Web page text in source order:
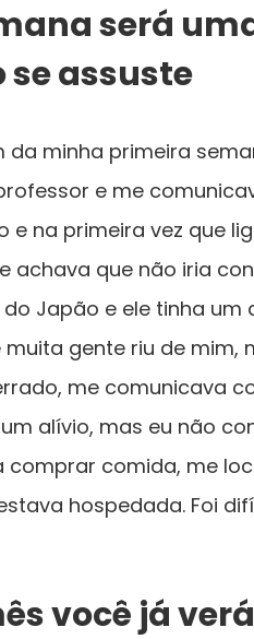
será
assuste
minha primeira
e me
na primeira vez que
achava que não iria
Japão e ele tinha um
gente riu de mim,
me comunicava
alívio, mas eu não
comprar comida, me
hospedada. Foi
você já